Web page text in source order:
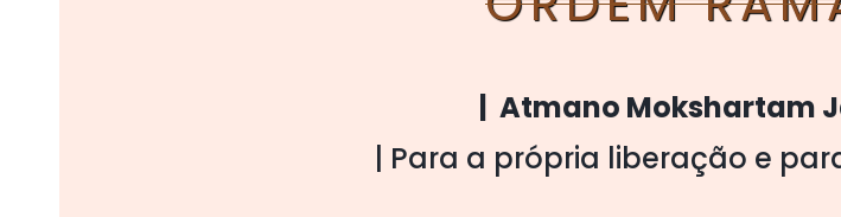
| Atmano Mokshartam
| Para a própria liberação e